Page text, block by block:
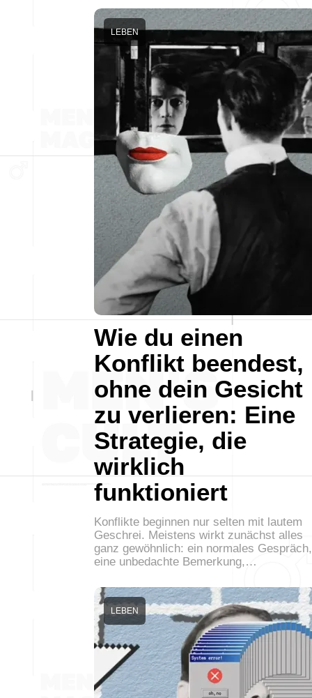
Wie du einen
Konflikt beendest,
ohne dein Gesicht
zu verlieren: Eine
Strategie, die
wirklich
funktioniert
LEBEN
Konflikte beginnen nur selten mit lautem
Geschrei. Meistens wirkt zunächst alles
ganz gewöhnlich: ein normales Gespräch,
eine unbedachte Bemerkung,…
LEBEN